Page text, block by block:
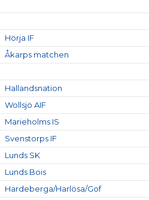
Hörja IF
Åkarps matchen
Hallandsnation
Wollsjö AIF
Marieholms IS
Svenstorps IF
Lunds SK
Lunds Bois
Hardeberga/Harlösa/Gof